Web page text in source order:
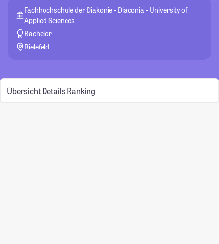
Fachhochschule der Diakonie - Diaconia - University of
Applied Sciences
Bachelor
Bielefeld
Übersicht Details Ranking